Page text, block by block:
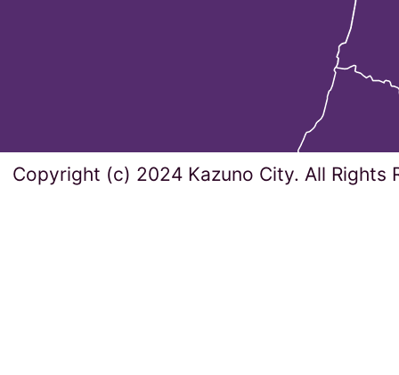
Copyright (c) 2024 Kazuno City. All Rights